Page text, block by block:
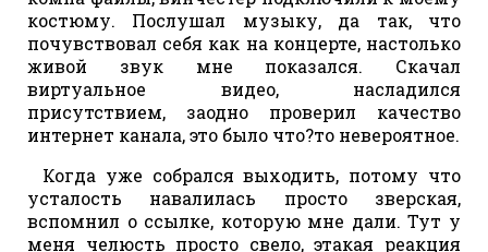
костюму. Послушал музыку, да так, что
почувствовал себя как на концерте, настолько
живой звук мне показался. Скачал
виртуальное видео, насладился
присутствием, заодно проверил качество
интернет канала, это было что?то невероятное.
Когда уже собрался выходить, потому что
усталость навалилась просто зверская,
вспомнил о ссылке, которую мне дали. Тут у
меня челюсть просто свело, этакая реакция